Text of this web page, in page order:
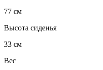
77 см
Высота сиденья
33 см
Вес